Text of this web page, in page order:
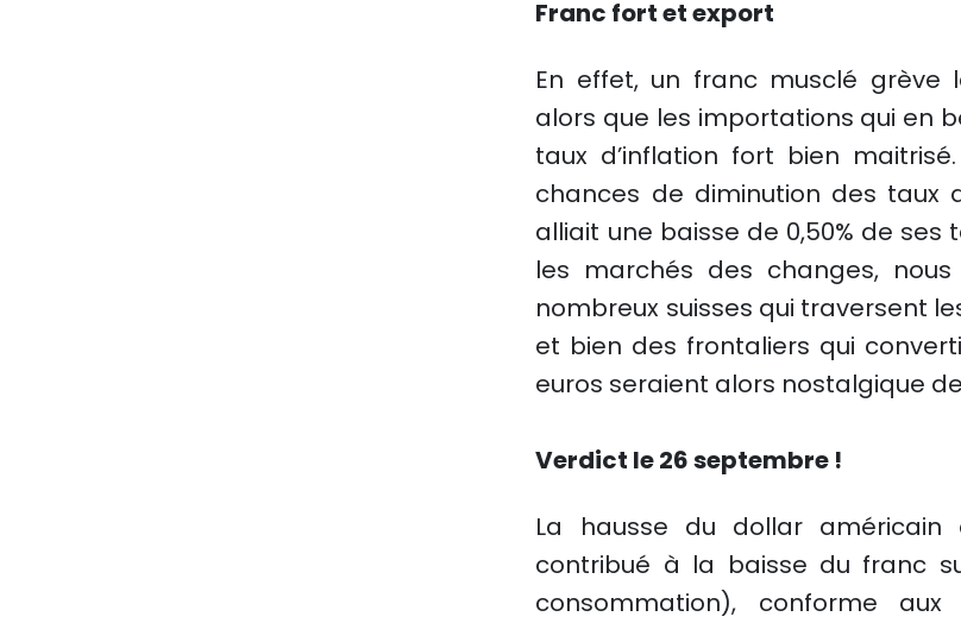
Franc fort et export
En effet, un franc musclé grève
alors que les importations qui en
taux d’inflation fort bien
chances de diminution des taux
alliait une baisse de 0,50% de
les marchés des changes,
nombreux suisses qui traversent
et bien des frontaliers qui
euros seraient alors nostalgique
Verdict le 26 septembre !
La hausse du dollar
contribué à la baisse du franc
consommation), conforme